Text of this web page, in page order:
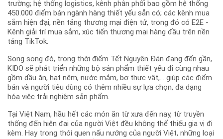
trường; hệ thống logistics, kênh phân phối bao gồm hệ thống
450.000 điểm bán ngành hàng thiết yếu sẵn có; các kênh mua
sắm hiện đại, nền tảng thương mại điện tử, trong đó có E2E -
Kênh giải trí mua sắm, xúc tiến thương mại hàng đầu trên nền
tảng TikTok.
Song song đó, trong thời điểm Tết Nguyên Đán đang đến gần,
KIDO sẽ phát triển những bộ sản phẩm thiết yếu đi cùng nhau
gồm dầu ăn, hạt nêm, nước mắm, bơ thực vật,… giúp các điểm
bán và người tiêu dùng có thêm nhiều sự lựa chọn, đa dạng
hóa việc trải nghiệm sản phẩm.
Tại Việt Nam, hầu hết các món ăn từ xưa đến nay, từ truyền
thống đến hiện đại của người Việt đều không thể thiếu gia vị đi
kèm. Hay trong thói quen nấu nướng của người Việt, những loại